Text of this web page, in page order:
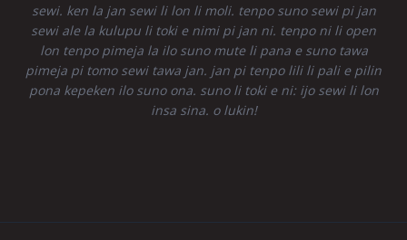
sewi. ken la jan sewi li lon li moli. tenpo suno sewi pi jan
sewi ale la kulupu li toki e nimi pi jan ni. tenpo ni li open
lon tenpo pimeja la ilo suno mute li pana e suno tawa
pimeja pi tomo sewi tawa jan. jan pi tenpo lili li pali e pilin
pona kepeken ilo suno ona. suno li toki e ni: ijo sewi li lon
insa sina. o lukin!